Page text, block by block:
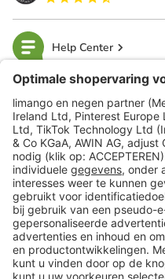
Help Center
limango
Veilig winkelen
Klantenservice
Shop
Acties